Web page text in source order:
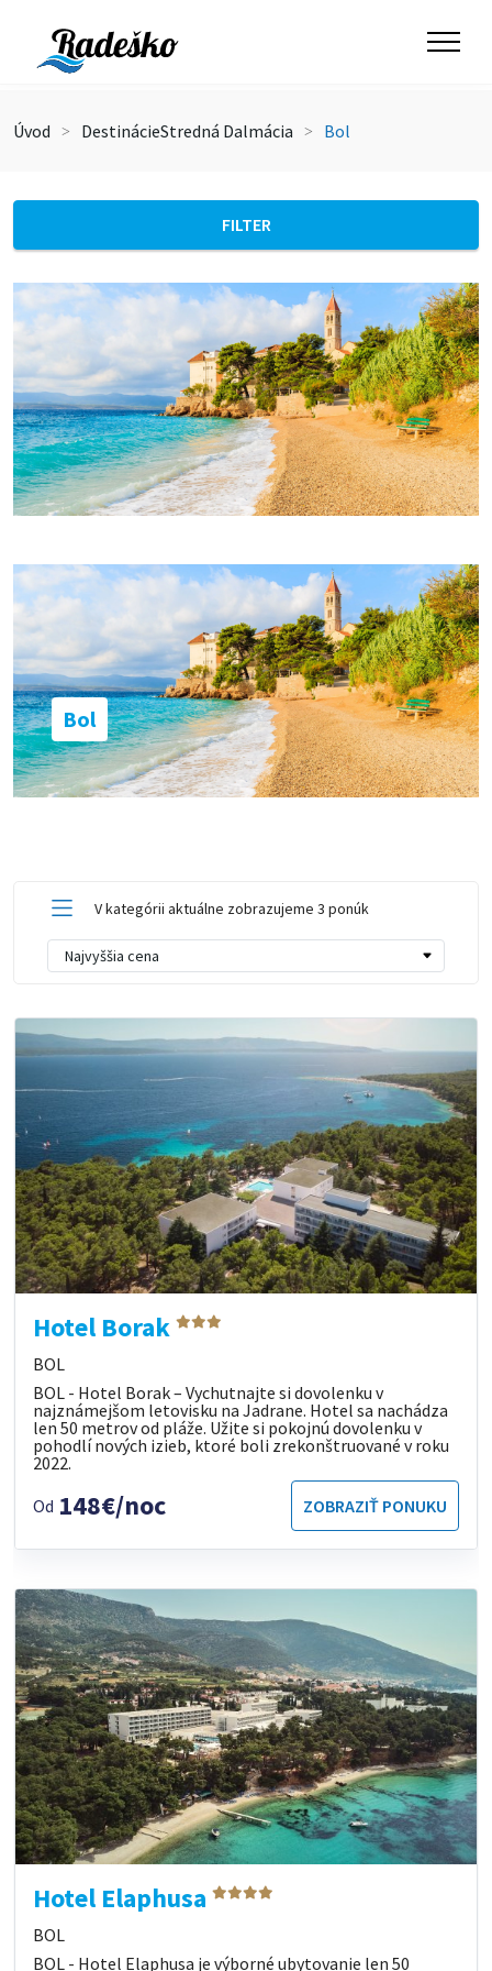
Úvod DestinácieStredná Dalmácia Bol
FILTER
Bol
V kategórii aktuálne zobrazujeme 3 ponúk
Hotel Borak
BOL
BOL - Hotel Borak – Vychutnajte si dovolenku v
najznámejšom letovisku na Jadrane. Hotel sa nachádza
len 50 metrov od pláže. Užite si pokojnú dovolenku v
pohodlí nových izieb, ktoré boli zrekonštruované v roku
2022.
Od 148€/noc ZOBRAZIŤ PONUKU
Hotel Elaphusa
BOL
BOL - Hotel Elaphusa je výborné ubytovanie len 50